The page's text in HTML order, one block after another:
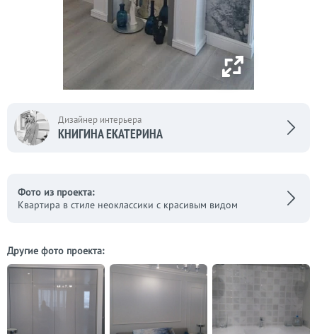
Дизайнер интерьера
КНИГИНА ЕКАТЕРИНА
Фото из проекта:
Квартира в стиле неоклассики с красивым видом
Другие фото проекта: